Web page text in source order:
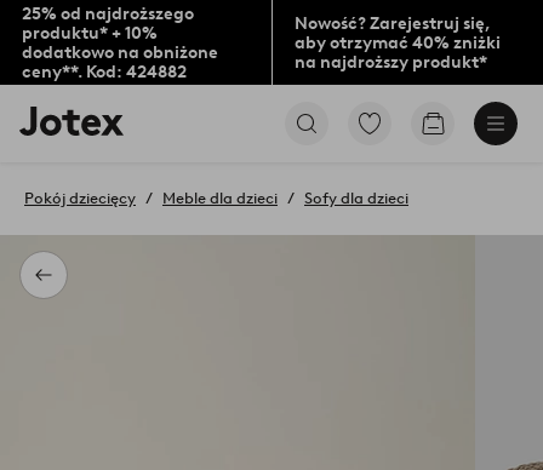
25% od najdroższego
produktu* + 10%
dodatkowo na obniżone
ceny**. Kod: 424882
Nowość? Zarejestruj się,
aby otrzymać 40% zniżki
na najdroższy produkt*
Logo
Jotex
na
stronę
Przejdź
oznaczonych
Przejdź
Powrót
Pokój dziecięcy Meble dla dzieci Sofy dla dzieci